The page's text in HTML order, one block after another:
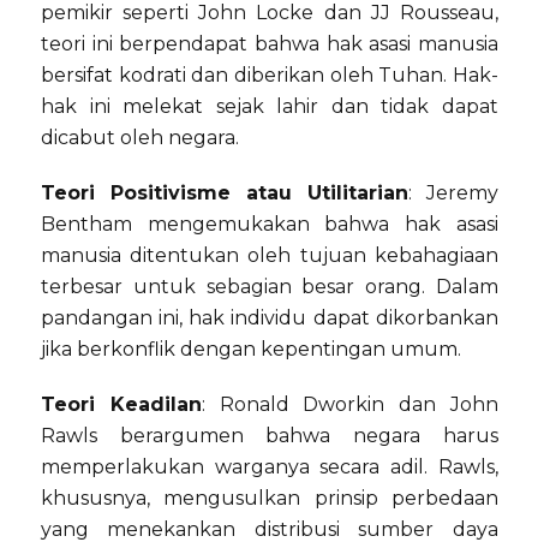
pemikir seperti John Locke dan JJ Rousseau,
teori ini berpendapat bahwa hak asasi manusia
bersifat kodrati dan diberikan oleh Tuhan. Hak-
hak ini melekat sejak lahir dan tidak dapat
dicabut oleh negara.
Teori Positivisme atau Utilitarian: Jeremy
Bentham mengemukakan bahwa hak asasi
manusia ditentukan oleh tujuan kebahagiaan
terbesar untuk sebagian besar orang. Dalam
pandangan ini, hak individu dapat dikorbankan
jika berkonflik dengan kepentingan umum.
Teori Keadilan: Ronald Dworkin dan John
Rawls berargumen bahwa negara harus
memperlakukan warganya secara adil. Rawls,
khususnya, mengusulkan prinsip perbedaan
yang menekankan distribusi sumber daya